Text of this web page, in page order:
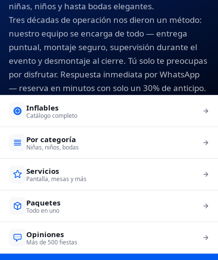
niñas, niños y hasta bodas elegantes.
Tres décadas de operación nos dieron un método:
nuestro equipo se encarga de todo — entrega
puntual, montaje seguro, supervisión durante el
evento y desmontaje al cierre. Tú solo te preocupas
por disfrutar. Respuesta inmediata por WhatsApp
— reserva en minutos con solo un 30% de anticipo.
Inflables
Catálogo completo
Por categoría
Niñas, niños, bodas
Servicios
Pantalla, mesas y más
Paquetes
Todo en uno
Opiniones
Más de 500 fiestas